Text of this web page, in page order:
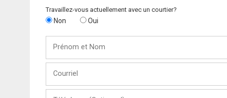
Travaillez-vous actuellement avec un courtier?
Non Oui
Nom